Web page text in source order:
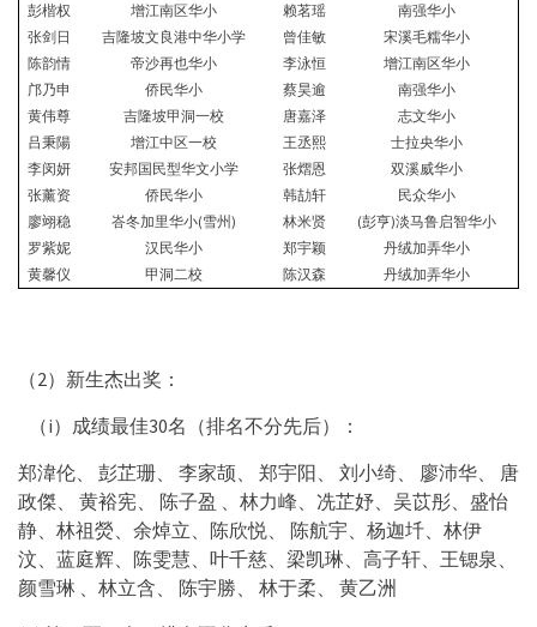
彭楷权
增江南区华小 赖茗瑶
南强华小
张剑日
吉隆坡文良港中华小学 曾佳敏
宋溪毛糯华小
陈韵情
帝沙再也华小 李泳恒
增江南区华小
邝乃申
侨民华小 蔡昊逾
南强华小
黄伟尊
吉隆坡甲洞一校 唐嘉泽
志文华小
吕秉陽
增江中区一校 王丞熙
士拉央华小
李闵妍
安邦国民型华文小学 张熠恩
双溪威华小
张薰资
侨民华小 韩劼轩
民众华小
廖翊稳
峇冬加里华小(雪州) 林米贤
(彭亨)淡马鲁启智华小
罗紫妮
汉民华小 郑宇颖
丹绒加弄华小
黄馨仪
甲洞二校 陈汉森 丹绒加弄华小
（2）新生杰出奖：
 （i）成绩最佳30名（排名不分先后）：
郑湋伦、 彭芷珊、 李家颉、 郑宇阳、 刘小绮、 廖沛华、 唐
政傑、 黄裕宪、 陈子盈 、林力峰、冼芷妤、吴苡彤、盛怡
静、林祖熒、余焯立、陈欣悦、 陈航宇、杨迦圲、林伊
汶、蓝庭辉、陈雯慧、叶千慈、梁凯琳、高子轩、王锶泉、
颜雪琳 、林立含、 陈宇勝、 林于柔、 黄乙洲